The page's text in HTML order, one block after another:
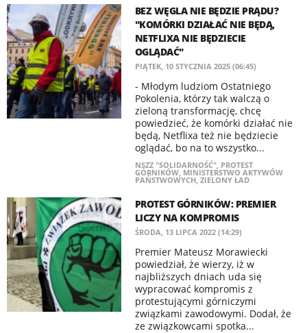
BEZ WĘGLA NIE BĘDZIE PRĄDU?
"KOMÓRKI DZIAŁAĆ NIE BĘDĄ,
NETFLIXA NIE BĘDZIECIE
OGLĄDAĆ"
PIĄTEK, 10 STYCZNIA 2025 (06:45)
- Młodym ludziom Ostatniego
Pokolenia, którzy tak walczą o
zieloną transformację, chcę
powiedzieć, że komórki działać nie
będą, Netflixa też nie będziecie
oglądać, bo na to wszystko...
NSZZ "SOLIDARNOŚĆ", PROTEST
GÓRNIKÓW, MINISTERSTWO AKTYWÓW
PAŃSTWOWYCH, ZIELONY ŁAD
PROTEST GÓRNIKÓW: PREMIER
LICZY NA KOMPROMIS
ŚRODA, 13 LIPCA 2022 (14:29)
Premier Mateusz Morawiecki
powiedział, że wierzy, iż w
najbliższych dniach uda się
wypracować kompromis z
protestującymi górniczymi
związkami zawodowymi. Dodał, że
ze związkowcami spotka...